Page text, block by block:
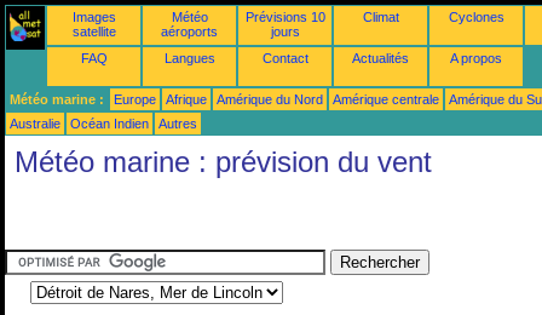
Images
satellite
Météo
aéroports
Prévisions 10
jours
Climat Cyclones
FAQ Langues Contact Actualités A propos
Météo marine : Europe Afrique Amérique du Nord Amérique centrale
Amérique du
Australie
Océan Indien Autres
Météo marine : prévision du vent